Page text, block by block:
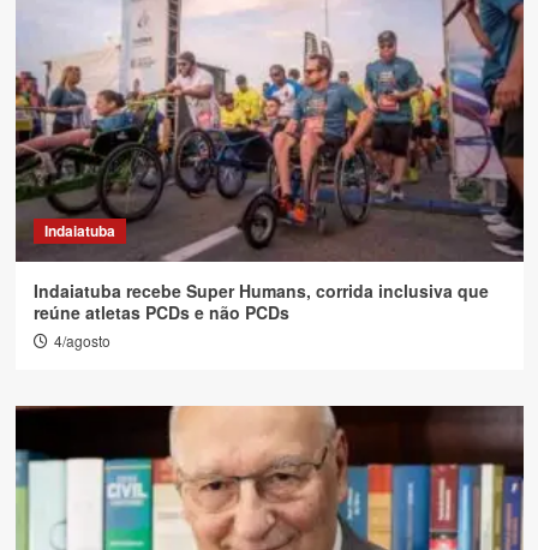
Indaiatuba
Indaiatuba recebe Super Humans, corrida inclusiva que
reúne atletas PCDs e não PCDs
4/agosto